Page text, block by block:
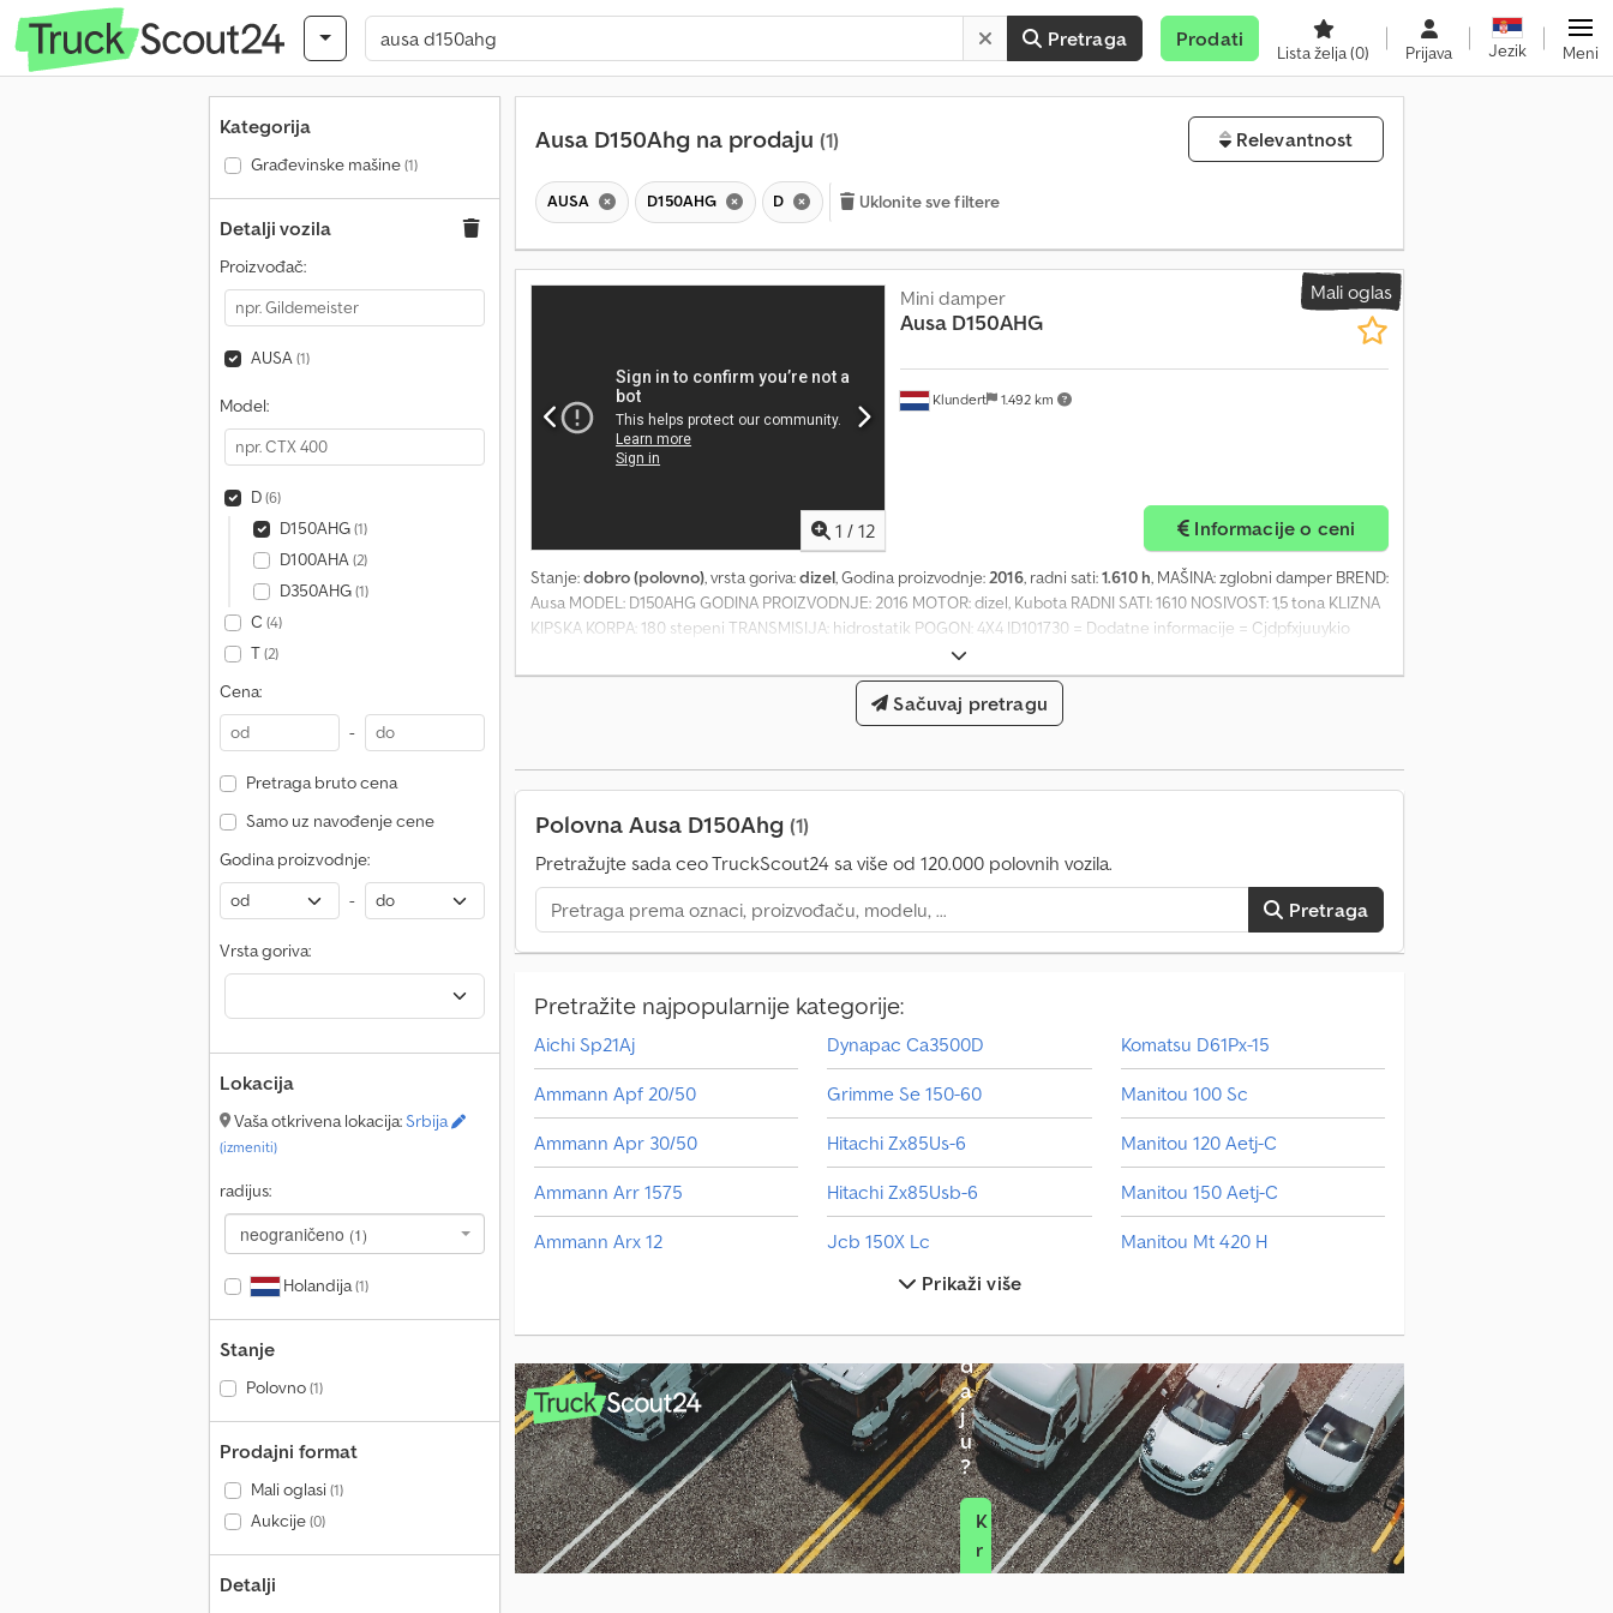
Pretraga Prodati
Lista želja(0) Prijava Jezik Meni
Kategorija
Građevinske mašine(1)
Detalji vozila
Proizvođač:
AUSA(1)
Model:
D(6)
D150AHG(1)
D100AHA(2)
D350AHG(1)
C (4)
T(2)
Cena:
-
Pretraga bruto cena
Samo uz navođenje cene
Godina proizvodnje:
-
Vrsta goriva:
Lokacija
Vaša otkrivena lokacija:Srbija
(izmeniti)
radijus:
neograničeno (1)
Holandija(1)
Stanje
Polovno(1)
Prodajni format
Mali oglasi(1)
Aukcije(0)
Detalji
Ausa D150Ahg na prodaju (1) Relevantnost
AUSA D150AHG D Uklonite sve filtere
Mali oglas
1 / 12
Klundert 1.492 km
Mini damper
Ausa D150AHG
Informacije o ceni
Stanje:dobro (polovno), vrsta goriva:dizel, Godina proizvodnje:2016, radni sati:1.610 h, MAŠINA: zglobni damper BREND:
Ausa MODEL: D150AHG GODINA PROIZVODNJE: 2016 MOTOR: dizel, Kubota RADNI SATI: 1610 NOSIVOST: 1,5 tona KLIZNA
KIPSKA KORPA: 180 stepeni TRANSMISIJA: hidrostatik POGON: 4X4 ID101730 = Dodatne informacije = Cjdpfxjuuykio
Abisha Godina proizvodnje: 2016 Pogon: točkovi Broj cilindara: 3 Težina bez tereta: 1.510 kg Tehničko stanje: dobro
Vizuelno stanje: dobro Cena: na upit Za više informacija kontaktirajte Corne van Dueren den Hollander ili Rolanda.
Sačuvaj pretragu
Polovna Ausa D150Ahg (1)
Pretražujte sada ceo TruckScout24 sa više od 120.000 polovnih vozila.
Pretraga
Pretražite najpopularnije kategorije:
Aichi Sp21Aj
Ammann Apf 20/50
Ammann Apr 30/50
Ammann Arr 1575
Ammann Arx 12
Atlas 160W
Ausa T144H
Bomag Bp 20/50 D
Dynapac Ca3500D
Grimme Se 150-60
Hitachi Zx85Us-6
Hitachi Zx85Usb-6
Jcb 150X Lc
Jcb Js145W
Jlg 450Aj
Jlg E450Aj
Kaeser M 250
Komatsu D61Px-15
Manitou 100 Sc
Manitou 120 Aetj-C
Manitou 150 Aetj-C
Manitou Mt 420 H
Rauch Axera
Prikaži više
V
o
z
i
l
o
p
o
d
a
j
u
?
K
r
e